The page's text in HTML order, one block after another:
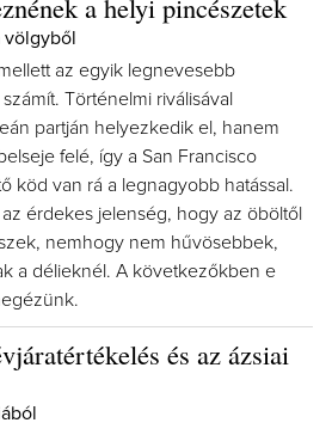
a helyi pincészetek
völgyből
az egyik legnevesebb
Történelmi riválisával
partján helyezkedik el, hanem
felé, így a San Francisco
köd van rá a legnagyobb hatással.
érdekes jelenség, hogy az öböltől
nemhogy nem hűvösebbek,
a délieknél. A következőkben e
és az ázsiai